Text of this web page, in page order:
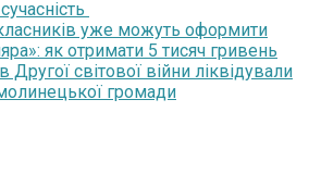
уже можуть оформити
як отримати 5 тисяч гривень
Другої світової війни ліквідували
громади